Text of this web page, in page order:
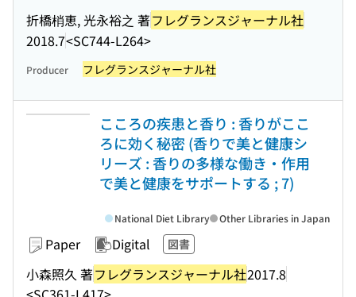
折橋梢恵, 光永裕之 著フレグランスジャーナル社
2018.7<SC744-L264>
Producer フレグランスジャーナル社
こころの疾患と香り : 香りがここ
ろに効く秘密 (香りで美と健康シ
リーズ : 香りの多様な働き・作用
で美と健康をサポートする ; 7)
Paper Digital 図書
小森照久 著フレグランスジャーナル社2017.8
National Diet Library Other Libraries in Japan